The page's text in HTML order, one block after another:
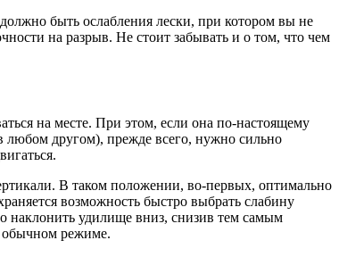
быть ослабления лески, при котором вы не
на разрыв. Не стоит забывать и о том, что чем
на месте. При этом, если она по-настоящему
любом другом), прежде всего, нужно сильно
В таком положении, во-первых, оптимально
возможность быстро выбрать слабину
наклонить удилище вниз, снизив тем самым
обычном режиме.